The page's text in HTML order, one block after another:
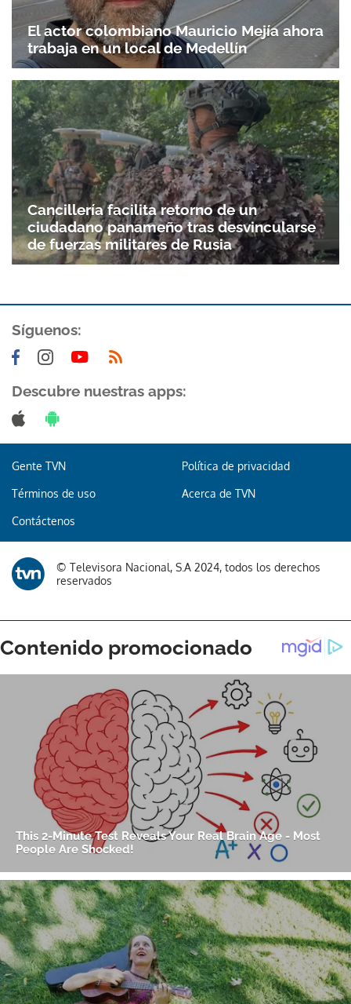
Gracias por suscribirte a nuestro boletín.
ACEPTAR
El actor colombiano Mauricio Mejía ahora
trabaja en un local de Medellín
Cancillería facilita retorno de un
ciudadano panameño tras desvincularse
de fuerzas militares de Rusia
Síguenos:
Descubre nuestras apps:
Gente TVN Política de privacidad
Términos de uso Acerca de TVN
Contáctenos
© Televisora Nacional, S.A 2024, todos los derechos
reservados